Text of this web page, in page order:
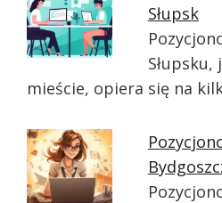
Słupsk
mieście, opiera się na